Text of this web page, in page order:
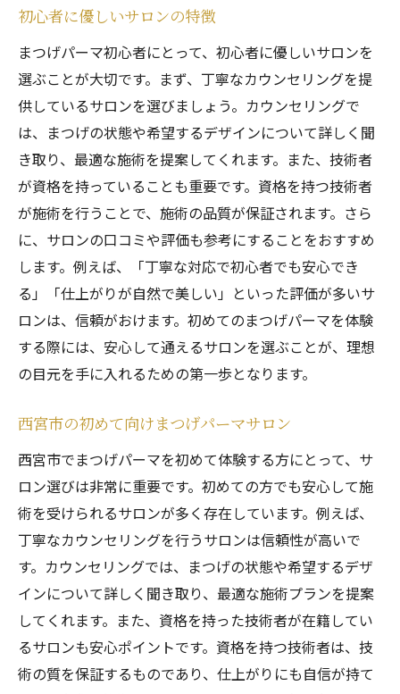
初心者に優しいサロンの特徴
まつげパーマ初心者にとって、初心者に優しいサロンを
選ぶことが大切です。まず、丁寧なカウンセリングを提
供しているサロンを選びましょう。カウンセリングで
は、まつげの状態や希望するデザインについて詳しく聞
き取り、最適な施術を提案してくれます。また、技術者
が資格を持っていることも重要です。資格を持つ技術者
が施術を行うことで、施術の品質が保証されます。さら
に、サロンの口コミや評価も参考にすることをおすすめ
します。例えば、「丁寧な対応で初心者でも安心でき
る」「仕上がりが自然で美しい」といった評価が多いサ
ロンは、信頼がおけます。初めてのまつげパーマを体験
する際には、安心して通えるサロンを選ぶことが、理想
の目元を手に入れるための第一歩となります。
西宮市の初めて向けまつげパーマサロン
西宮市でまつげパーマを初めて体験する方にとって、サ
ロン選びは非常に重要です。初めての方でも安心して施
術を受けられるサロンが多く存在しています。例えば、
丁寧なカウンセリングを行うサロンは信頼性が高いで
す。カウンセリングでは、まつげの状態や希望するデザ
インについて詳しく聞き取り、最適な施術プランを提案
してくれます。また、資格を持った技術者が在籍してい
るサロンも安心ポイントです。資格を持つ技術者は、技
術の質を保証するものであり、仕上がりにも自信が持て